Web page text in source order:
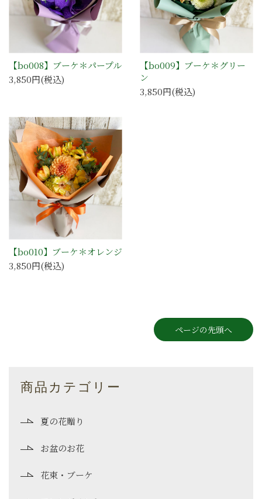
【bo008】ブーケ＊パープル
3,850円(税込)
【bo009】ブーケ＊グリー
ン
3,850円(税込)
【bo010】ブーケ＊オレンジ
3,850円(税込)
ページの先頭へ
商品カテゴリー
夏の花贈り
お盆のお花
花束・ブーケ